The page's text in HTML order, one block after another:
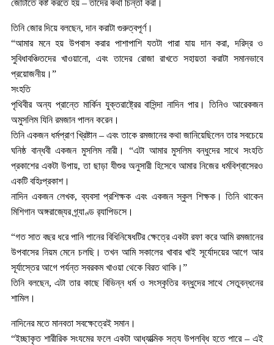
জোটাতে কষ্ট করতে হয় – তাদের কথা চিন্তা করা।
তিনি জোর দিয়ে বলছেন, দান করাটা গুরুত্বপূর্ণ।
“আমার মনে হয় উপবাস করার পাশাপাশি যতটা পারা যায় দান করা, দরিদ্র ও
সুবিধাবঞ্চিতদের খাওয়ানো, এবং তাদের রোজা রাখতে সহায়তা করাটা সমানভাবে
প্রয়োজনীয়।”
সংহতি
পৃথিবীর অন্য প্রান্তে মার্কিন যুক্তরাষ্ট্রের বাসিন্দা নাদিন পার। তিনিও আরেকজন
অমুসলিম যিনি রমজান পালন করেন।
তিনি একজন ধর্মপ্রাণ খ্রিষ্টান – এবং তাকে রমজানের কথা জানিয়েছিলেন তার সবচেয়ে
ঘনিষ্ঠ বান্ধবী একজন মুসলিম নারী। “এটা আমার মুসলিম বন্ধুদের সাথে সংহতি
প্রকাশের একটা উপায়, তা ছাড়া যীশুর অনুসারী হিসেবে আমার নিজের ধর্মবিশ্বাসেরও
একটি বহিঃপ্রকাশ।
নাদিন একজন লেখক, ব্যবসা প্রশিক্ষক এবং একজন স্কুল শিক্ষক। তিনি থাকেন
মিশিগান অঙ্গরাজ্যের গ্র্যাণ্ড র‍্যাপিডসে।
“গত সাত বছর ধরে পানি পানের বিধিনিষেধটির ক্ষেত্রে একটা রফা করে আমি রমজানের
উপবাসের নিয়ম মেনে চলছি। তখন আমি সকালের খাবার খাই সূর্যোদয়ের আগে আর
সূর্যাস্তের আগে পর্যন্ত সবরকম খাওয়া থেকে বিরত থাকি।”
তিনি বলছেন, এটা তার কাছে বিভিন্ন ধর্ম ও সংস্কৃতির বন্ধুদের সাথে সেতুবন্ধনের
শামিল।
নাদিনের মতে মানবতা সবক্ষেত্রেই সমান।
“ইচ্ছাকৃত শারীরিক সংযমের ফলে একটা আধ্যাত্মিক সত্য উপলব্ধি হতে পারে – এই